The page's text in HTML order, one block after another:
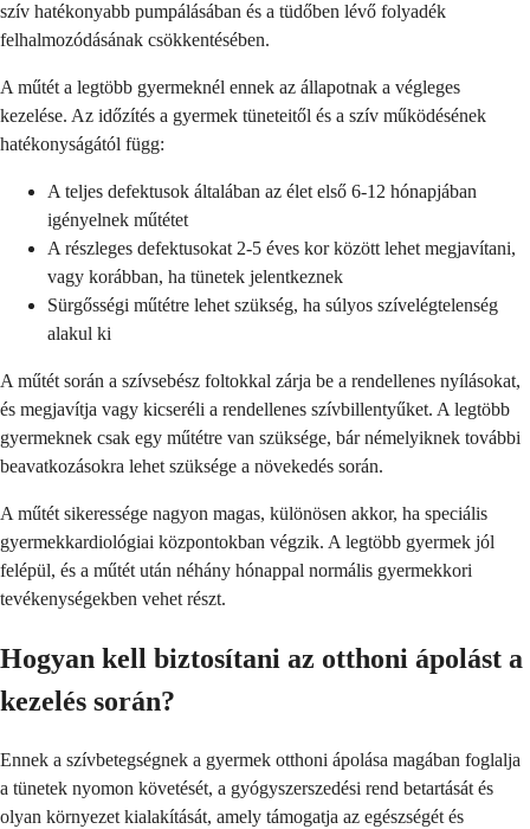
szív hatékonyabb pumpálásában és a tüdőben lévő folyadék
felhalmozódásának csökkentésében.
A műtét a legtöbb gyermeknél ennek az állapotnak a végleges
kezelése. Az időzítés a gyermek tüneteitől és a szív működésének
hatékonyságától függ:
A teljes defektusok általában az élet első 6-12 hónapjában
igényelnek műtétet
A részleges defektusokat 2-5 éves kor között lehet megjavítani,
vagy korábban, ha tünetek jelentkeznek
Sürgősségi műtétre lehet szükség, ha súlyos szívelégtelenség
alakul ki
A műtét során a szívsebész foltokkal zárja be a rendellenes nyílásokat,
és megjavítja vagy kicseréli a rendellenes szívbillentyűket. A legtöbb
gyermeknek csak egy műtétre van szüksége, bár némelyiknek további
beavatkozásokra lehet szüksége a növekedés során.
A műtét sikeressége nagyon magas, különösen akkor, ha speciális
gyermekkardiológiai központokban végzik. A legtöbb gyermek jól
felépül, és a műtét után néhány hónappal normális gyermekkori
tevékenységekben vehet részt.
Hogyan kell biztosítani az otthoni ápolást a
kezelés során?
Ennek a szívbetegségnek a gyermek otthoni ápolása magában foglalja
a tünetek nyomon követését, a gyógyszerszedési rend betartását és
olyan környezet kialakítását, amely támogatja az egészségét és